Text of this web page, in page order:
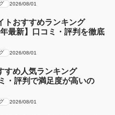
2026/08/01
トおすすめランキング
最新】口コミ・評判を徹底
2026/08/01
すめ人気ランキング
・評判で満足度が高いの
2026/08/01